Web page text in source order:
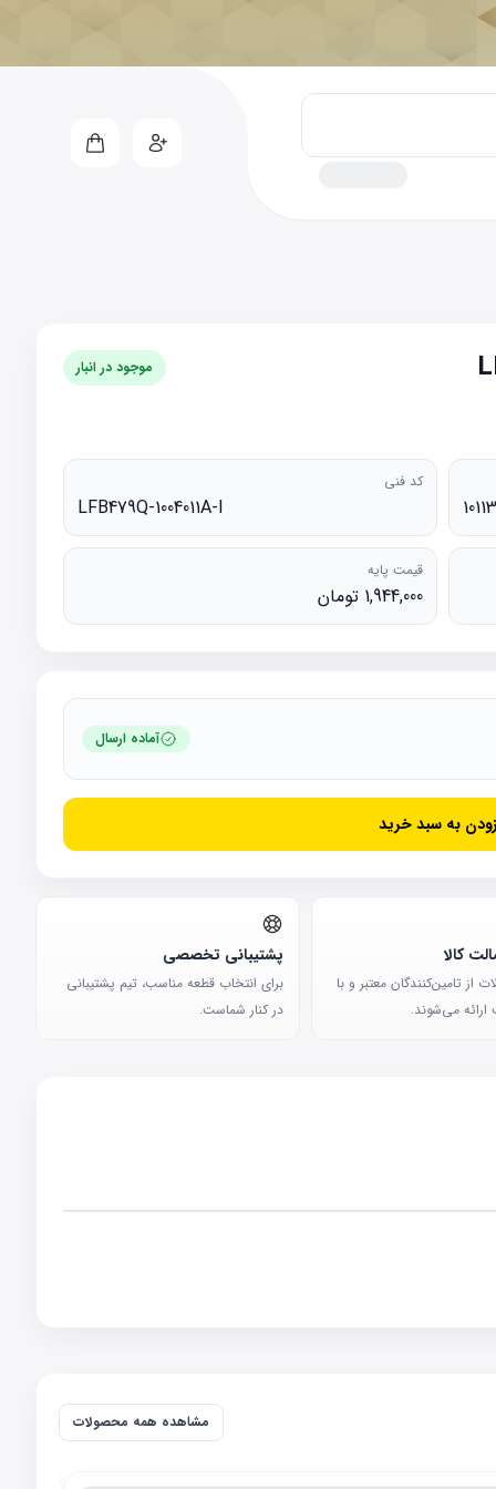
موجود در انبار
کد فنی
LFB479Q-1004011A-I
قیمت پایه
1,944,000 تومان
آماده ارسال
به سبد خرید
کالا
از تامین‌کنندگان معتبر و با
ارائه می‌شوند.
پشتیبانی تخصصی
برای انتخاب قطعه مناسب، تیم پشتیبانی
در کنار شماست.
مشاهده همه محصولات